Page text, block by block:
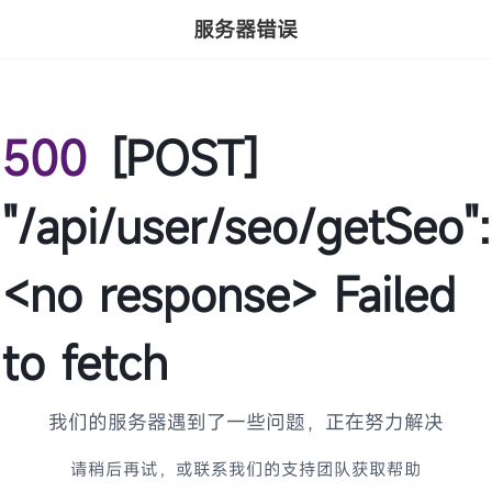
服务器错误
500 [POST]
"/api/user/seo/getSeo":
<no response> Failed
to fetch
我们的服务器遇到了一些问题，正在努力解决
请稍后再试，或联系我们的支持团队获取帮助